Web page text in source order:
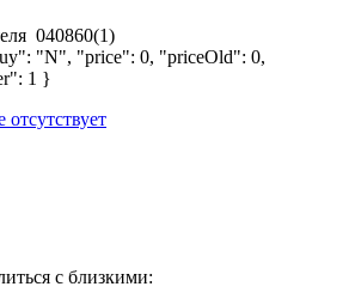
040860(1)
"N", "price": 0, "priceOld": 0,
1 }
с близкими: